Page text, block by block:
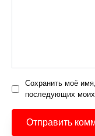
Сохранить моё
последующих